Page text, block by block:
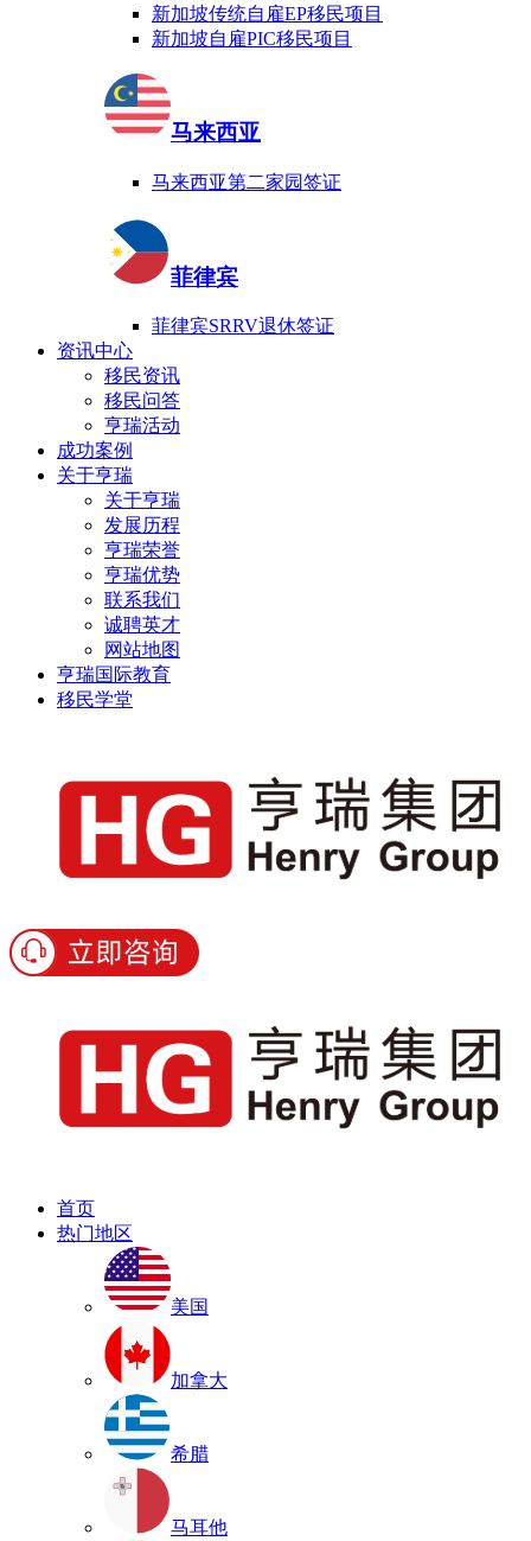
新加坡传统自雇EP移民项目
新加坡自雇PIC移民项目
马来西亚
马来西亚第二家园签证
菲律宾
菲律宾SRRV退休签证
资讯中心
移民资讯
移民问答
亨瑞活动
成功案例
关于亨瑞
关于亨瑞
发展历程
亨瑞荣誉
亨瑞优势
联系我们
诚聘英才
网站地图
亨瑞国际教育
移民学堂
首页
热门地区
美国
加拿大
希腊
马耳他